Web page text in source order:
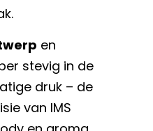
en
stevig in de
druk – de
van IMS